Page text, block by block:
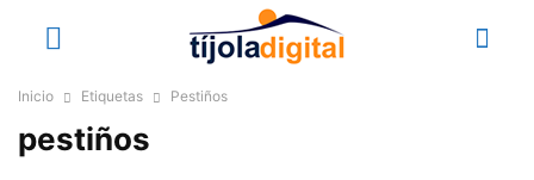
Inicio Etiquetas Pestiños
pestiños